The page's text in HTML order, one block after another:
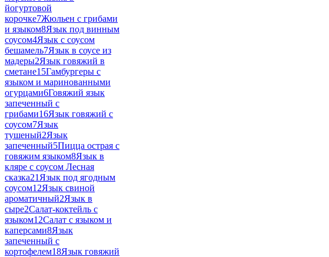
йогуртовой
корочке7Жюльен с грибами
и языком8Язык под винным
соусом4Язык с соусом
бешамель7Язык в соусе из
мадеры2Язык говяжий в
сметане15Гамбургеры с
языком и маринованными
огурцами6Говяжий язык
запеченный с
грибами16Язык говяжий с
соусом7Язык
тушеный2Язык
запеченный5Пицца острая с
говяжим языком8Язык в
кляре с соусом Лесная
сказка21Язык под ягодным
соусом12Язык свиной
ароматичный2Язык в
сыре2Салат-коктейль с
языком12Салат с языком и
каперсами8Язык
запеченный с
кортофелем18Язык говяжий